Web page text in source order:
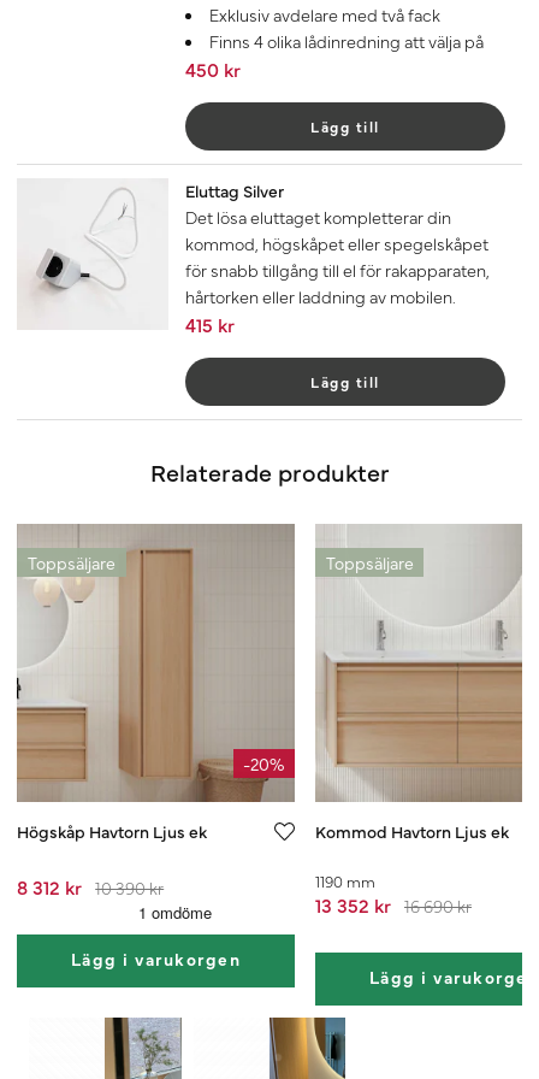
Exklusiv avdelare med två fack
Finns 4 olika lådinredning att välja på
450 kr
Lägg till
Eluttag Silver
Det lösa eluttaget kompletterar din
kommod, högskåpet eller spegelskåpet
för snabb tillgång till el för rakapparaten,
hårtorken eller laddning av mobilen.
415 kr
Lägg till
Relaterade produkter
Toppsäljare
-20%
Högskåp Havtorn Ljus ek
8 312 kr 10 390 kr
Lägg i varukorgen
Toppsäljare
Kommod Havtorn Ljus ek
1190 mm
13 352 kr 16 690 kr
Lägg i varukorgen